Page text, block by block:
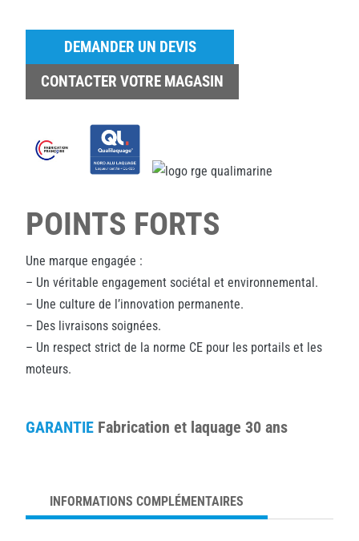
DEMANDER UN DEVIS
CONTACTER VOTRE MAGASIN
POINTS FORTS
Une marque engagée :
– Un véritable engagement sociétal et environnemental.
– Une culture de l’innovation permanente.
– Des livraisons soignées.
– Un respect strict de la norme CE pour les portails et les
moteurs.
GARANTIE Fabrication et laquage 30 ans
INFORMATIONS COMPLÉMENTAIRES